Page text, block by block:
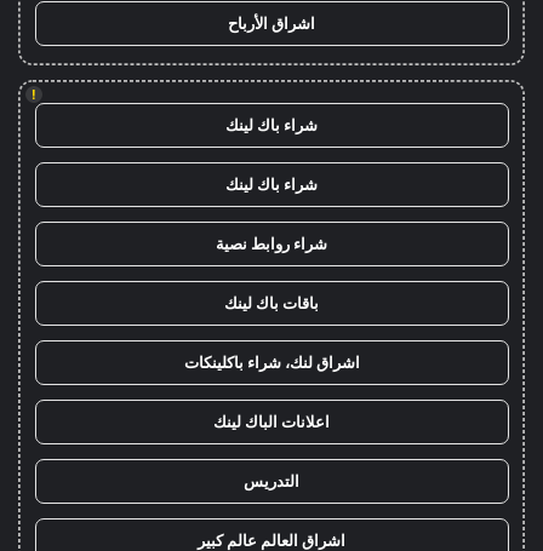
اشراق الأرباح
!
شراء باك لينك
شراء باك لينك
شراء روابط نصية
باقات باك لينك
اشراق لنك، شراء باكلينكات
اعلانات الباك لينك
التدريس
اشراق العالم عالم كبير